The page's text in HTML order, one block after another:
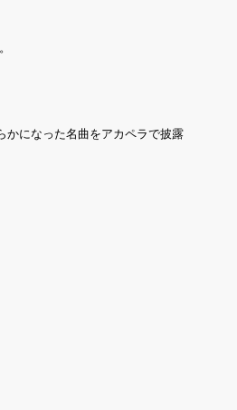
かになった名曲をアカペラで披露